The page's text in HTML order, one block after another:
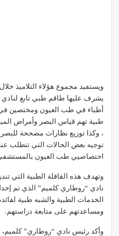
ويستفيد مجموع هؤلاء التلاميذ
يشرف عليها طاقم طبي تابع
أطباء في طب العيون ومختصين
طبية تهم قياس البصر وأمراض
، وكذا توزيع نظارات مصححة
توجيه بعض الحالات التي تتطلب
اختصاصيي طب العيون
وتهدف هذه القافلة الطبية التي
نادي “روطاري كلميم” الذي تم
الخدمات الطبية والشبه طبية
ومساعدتهم على متابعة دراستهم.
وأكد رئيس نادي “روطاري”